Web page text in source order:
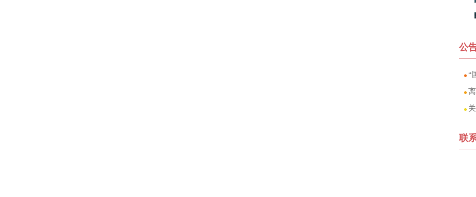
公
“
联